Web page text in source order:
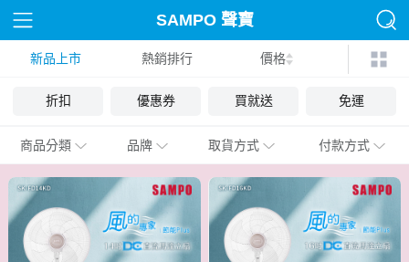
SAMPO 聲寶
新品上市 熱銷排行 價格
折扣 優惠券 買就送 免運
商品分類 品牌 取貨方式 付款方式